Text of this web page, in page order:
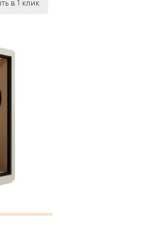
в 1 клик